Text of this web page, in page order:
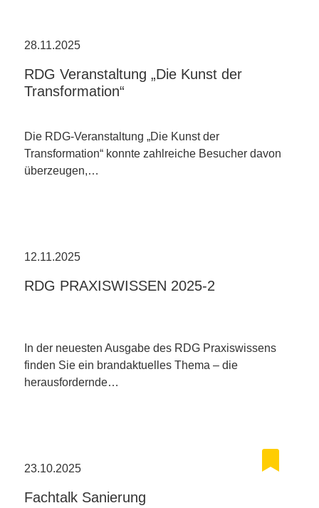
28.11.2025
RDG Veranstaltung „Die Kunst der
Transformation“
Die RDG-Veranstaltung „Die Kunst der
Transformation“ konnte zahlreiche Besucher davon
überzeugen,…
12.11.2025
RDG PRAXISWISSEN 2025-2
In der neuesten Ausgabe des RDG Praxiswissens
finden Sie ein brandaktuelles Thema – die
herausfordernde…
23.10.2025
Fachtalk Sanierung